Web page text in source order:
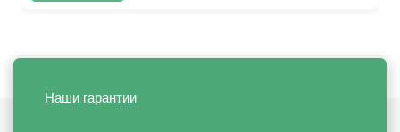
Наши гарантии